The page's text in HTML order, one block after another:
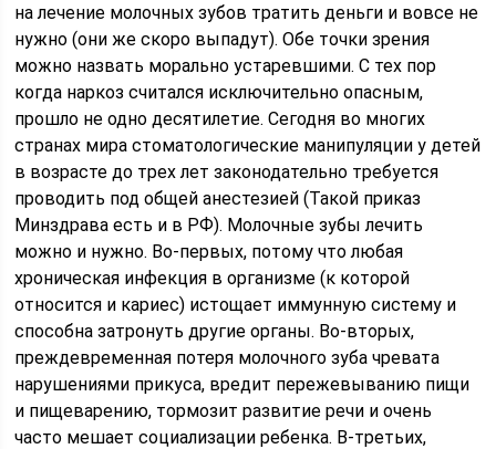
на лечение молочных зубов тратить деньги и вовсе не
нужно (они же скоро выпадут). Обе точки зрения
можно назвать морально устаревшими. С тех пор
когда наркоз считался исключительно опасным,
прошло не одно десятилетие. Сегодня во многих
странах мира стоматологические манипуляции у детей
в возрасте до трех лет законодательно требуется
проводить под общей анестезией (Такой приказ
Минздрава есть и в РФ). Молочные зубы лечить
можно и нужно. Во-первых, потому что любая
хроническая инфекция в организме (к которой
относится и кариес) истощает иммунную систему и
способна затронуть другие органы. Во-вторых,
преждевременная потеря молочного зуба чревата
нарушениями прикуса, вредит пережевыванию пищи
и пищеварению, тормозит развитие речи и очень
часто мешает социализации ребенка. В-третьих,